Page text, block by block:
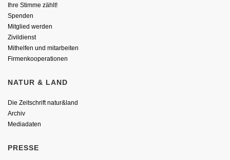
Ihre Stimme zählt!
Spenden
Mitglied werden
Zivildienst
Mithelfen und mitarbeiten
Firmenkooperationen
NATUR & LAND
Die Zeitschrift natur&land
Archiv
Mediadaten
PRESSE